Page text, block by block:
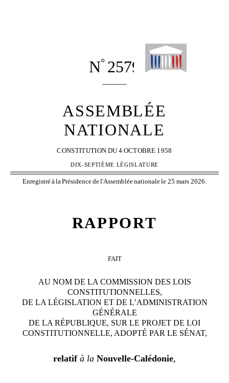
N° 2579
ASSEMBLÉE
NATIONALE
CONSTITUTION DU 4 OCTOBRE 1958
DIX-SEPTIÈME LÉGISLATURE
EnregistréàlaPrésidencedel'Assembléenationalele 25 mars 2026.
RAPPORT
FAIT
AU NOM DE LA COMMISSION DES LOIS
CONSTITUTIONNELLES,
DE LA LÉGISLATION ET DE L’ADMINISTRATION
GÉNÉRALE
DE LA RÉPUBLIQUE, SUR LE PROJET DE LOI
CONSTITUTIONNELLE, ADOPTÉ PAR LE SÉNAT,
relatifà la Nouvelle-Calédonie,